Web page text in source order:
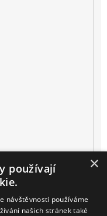
×
používají
návštěvnosti používáme
našich stránek také